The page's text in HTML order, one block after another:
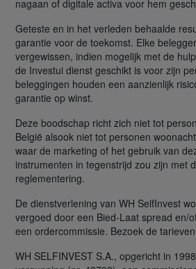
nagaan of digitale activa voor hem
Geteste en in het verleden behaalde
garantie voor de toekomst. Elke
vergewissen, indien mogelijk met de
de Investui dienst geschikt is voor zijn
beleggingen houden een aanzienlijk
garantie op winst.
Deze boodschap richt zich niet tot
België alsook niet tot personen
waar de marketing of het gebruik van
instrumenten in tegenstrijd zou zijn met
reglementering.
De dienstverlening van WH SelfInvest
vergoed door een Bied-Laat spread en/
een ordercommissie. Bezoek de
WH SELFINVEST S.A., opgericht in